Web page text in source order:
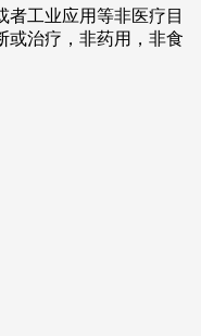
者工业应用等非医疗目
或治疗，非药用，非食